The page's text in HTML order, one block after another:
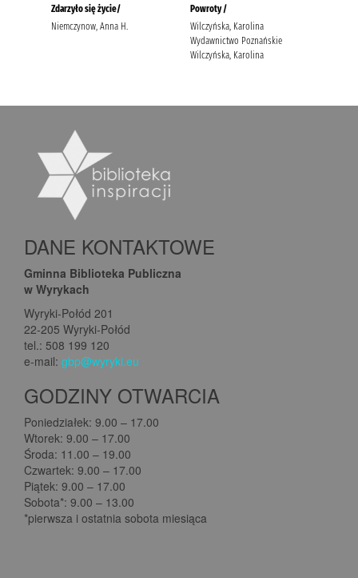
DANE KONTAKTOWE
Gminna Biblioteka Publiczna
w Wyrykach
Wyryki-Połód 201
22-205 Wyryki-Połód
tel.: 508 199 120
e-mail: gbp@wyryki.eu
GODZINY OTWARCIA
Poniedziałek: 9.00 – 17.00
Wtorek: 9.00 – 17.00
Środa: 11.00 – 19.00
Czwartek: 9.00 – 17.00
Piątek: 9.00 – 17.00
Sobota*: 9.00 – 13.00
*pierwsza i ostatnia sobota miesiąca